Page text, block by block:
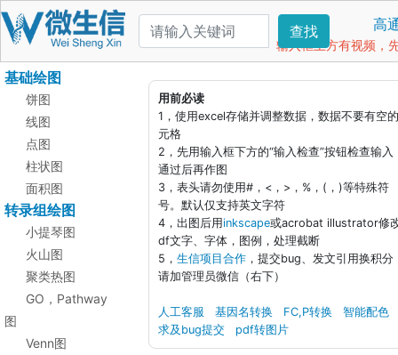
查找 高
输入框上方有视频，
基础绘图
饼图
线图
点图
柱状图
面积图
转录组绘图
小提琴图
火山图
聚类热图
GO，Pathway
图
Venn图
用前必读
1，使用excel存储并调整数据，数据不要有空
元格
2，先用输入框下方的“输入检查”按钮检查输入
通过后再作图
3，表头请勿使用#，<，>，%，(，)等特殊符
号。默认仅支持英文字符
4，出图后用inkscape或acrobat illustrator修
df文字、字体，图例，处理截断
5， 生信项目合作 ，提交bug、发文引用换积分
请加管理员微信（右下）
人工客服 基因名转换 FC,P转换
智能配色
求及bug提交
pdf转图片